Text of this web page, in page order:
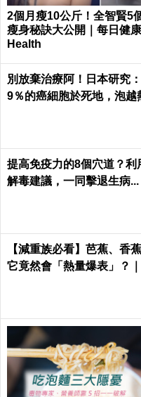
2個月瘦10公斤！全智賢5
瘦身秘訣大公開｜每日健康
Health
別放棄治療阿！日本研究
9％的癌細胞於死地，泡越
提高免疫力的8個穴道？利
解毒建議，一同擊退生病...
【減重族必看】芭蕉、香
它竟然會「熱量爆表」？